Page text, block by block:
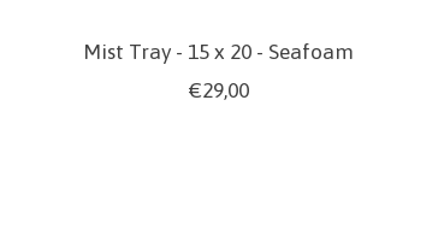
Mist Tray - 15 x 20 - Seafoam
€29,00